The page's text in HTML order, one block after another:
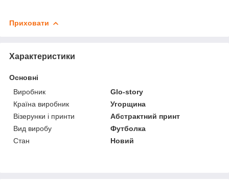
Приховати
Характеристики
Основні
Виробник
Glo-story
Країна виробник
Угорщина
Візерунки і принти
Абстрактний принт
Вид виробу
Футболка
Стан
Новий